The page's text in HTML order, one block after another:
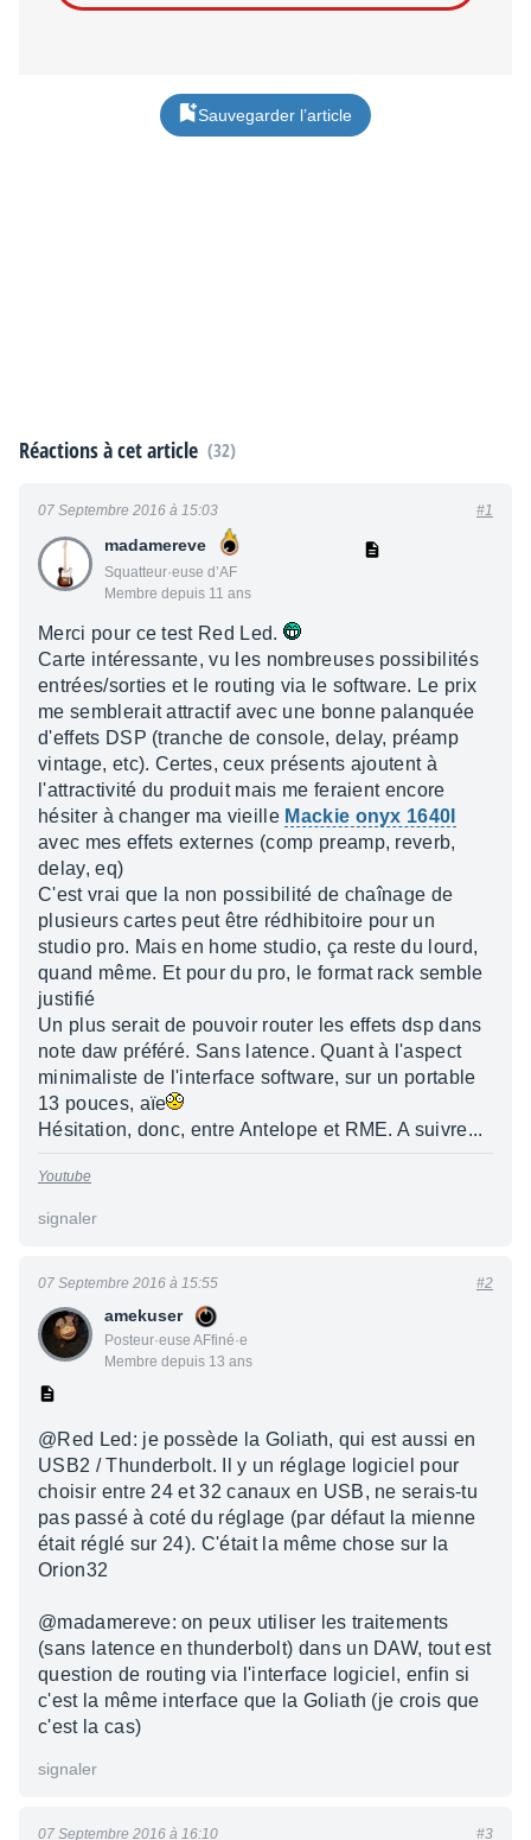
Sauvegarder l’article
Réactions à cet article (32)
madamereve
Squatteur·euse d’AF
Membre depuis 11 ans
07 Septembre 2016 à 15:03 #1
Merci pour ce test Red Led.
Carte intéressante, vu les nombreuses possibilités
entrées/sorties et le routing via le software. Le prix
me semblerait attractif avec une bonne palanquée
d'effets DSP (tranche de console, delay, préamp
vintage, etc). Certes, ceux présents ajoutent à
l'attractivité du produit mais me feraient encore
hésiter à changer ma vieille Mackie onyx 1640I
avec mes effets externes (comp preamp, reverb,
delay, eq)
C'est vrai que la non possibilité de chaînage de
plusieurs cartes peut être rédhibitoire pour un
studio pro. Mais en home studio, ça reste du lourd,
quand même. Et pour du pro, le format rack semble
justifié
Un plus serait de pouvoir router les effets dsp dans
note daw préféré. Sans latence. Quant à l'aspect
minimaliste de l'interface software, sur un portable
13 pouces, aïe
Hésitation, donc, entre Antelope et RME. A suivre...
Youtube
signaler
amekuser
Posteur·euse AFfiné·e
Membre depuis 13 ans
07 Septembre 2016 à 15:55 #2
@Red Led: je possède la Goliath, qui est aussi en
USB2 / Thunderbolt. Il y un réglage logiciel pour
choisir entre 24 et 32 canaux en USB, ne serais-tu
pas passé à coté du réglage (par défaut la mienne
était réglé sur 24). C'était la même chose sur la
Orion32
@madamereve: on peux utiliser les traitements
(sans latence en thunderbolt) dans un DAW, tout est
question de routing via l'interface logiciel, enfin si
c'est la même interface que la Goliath (je crois que
c'est la cas)
signaler
07 Septembre 2016 à 16:10 #3